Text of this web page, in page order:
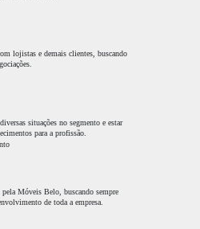
lojistas e demais clientes, buscando
situações no segmento e estar
para a profissão.
Móveis Belo, buscando sempre
de toda a empresa.